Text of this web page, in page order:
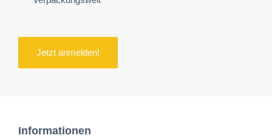
Jetzt anmelden!
Informationen